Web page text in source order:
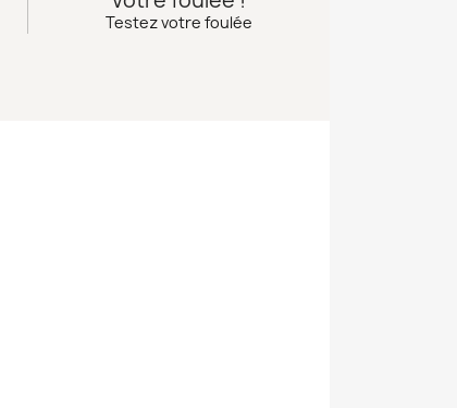
Testez votre foulée